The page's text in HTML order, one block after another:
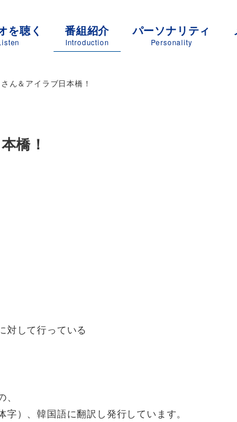
を聴く 番組紹介
Introduction
パーソナリティ
Personality
ん＆アイラブ日本橋！
橋！
対して行っている
）、韓国語に翻訳し発行しています。